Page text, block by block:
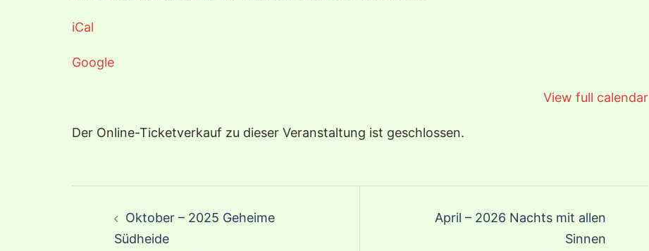
iCal
Google
View full calendar
Der Online-Ticketverkauf zu dieser Veranstaltung ist geschlossen.
Oktober – 2025 Geheime
Südheide
April – 2026 Nachts mit allen
Sinnen